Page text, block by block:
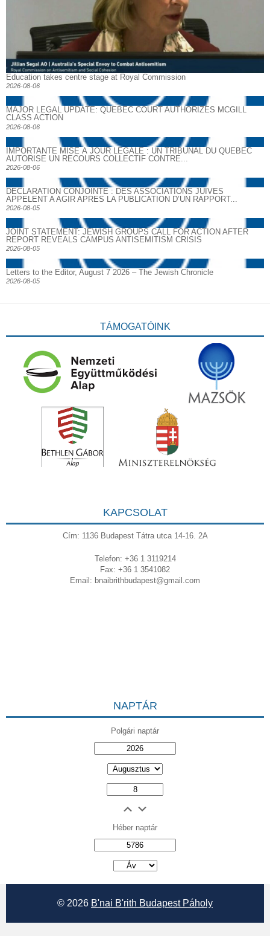
Education takes centre stage at Royal Commission
2026-08-06
MAJOR LEGAL UPDATE: QUEBEC COURT AUTHORIZES MCGILL
CLASS ACTION
2026-08-06
IMPORTANTE MISE À JOUR LÉGALE : UN TRIBUNAL DU QUÉBEC
AUTORISE UN RECOURS COLLECTIF CONTRE...
2026-08-06
DECLARATION CONJOINTE : DES ASSOCIATIONS JUIVES
APPELENT A AGIR APRES LA PUBLICATION D’UN RAPPORT...
2026-08-05
JOINT STATEMENT: JEWISH GROUPS CALL FOR ACTION AFTER
REPORT REVEALS CAMPUS ANTISEMITISM CRISIS
2026-08-05
Letters to the Editor, August 7 2026 – The Jewish Chronicle
2026-08-05
TÁMOGATÓINK
KAPCSOLAT
Cím: 1136 Budapest Tátra utca 14-16. 2A
Telefon: +36 1 3119214
Fax: +36 1 3541082
Email: bnaibrithbudapest@gmail.com
NAPTÁR
Polgári naptár
Héber naptár
© 2026 B'nai B'rith Budapest Páholy